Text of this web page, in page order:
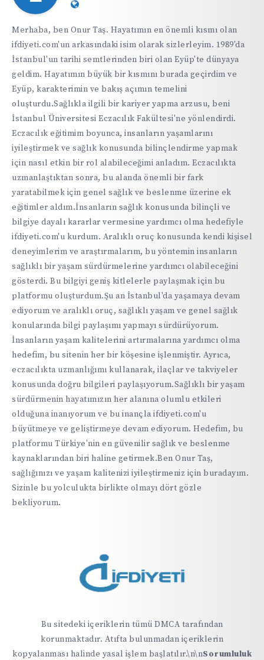
Website:
Merhaba, ben Onur Taş. Hayatımın en önemli kısmı olan
ifdiyeti.com'un arkasındaki isim olarak sizlerleyim. 1989'da
İstanbul'un tarihi semtlerinden biri olan Eyüp'te dünyaya
geldim. Hayatımın büyük bir kısmını burada geçirdim ve
Eyüp, karakterimin ve bakış açımın temelini
oluşturdu.Sağlıkla ilgili bir kariyer yapma arzusu, beni
İstanbul Üniversitesi Eczacılık Fakültesi'ne yönlendirdi.
Eczacılık eğitimim boyunca, insanların yaşamlarını
iyileştirmek ve sağlık konusunda bilinçlendirme yapmak
için nasıl etkin bir rol alabileceğimi anladım. Eczacılıkta
uzmanlaştıktan sonra, bu alanda önemli bir fark
yaratabilmek için genel sağlık ve beslenme üzerine ek
eğitimler aldım.İnsanların sağlık konusunda bilinçli ve
bilgiye dayalı kararlar vermesine yardımcı olma hedefiyle
ifdiyeti.com'u kurdum. Aralıklı oruç konusunda kendi kişisel
deneyimlerim ve araştırmalarım, bu yöntemin insanların
sağlıklı bir yaşam sürdürmelerine yardımcı olabileceğini
gösterdi. Bu bilgiyi geniş kitlelerle paylaşmak için bu
platformu oluşturdum.Şu an İstanbul'da yaşamaya devam
ediyorum ve aralıklı oruç, sağlıklı yaşam ve genel sağlık
konularında bilgi paylaşımı yapmayı sürdürüyorum.
İnsanların yaşam kalitelerini artırmalarına yardımcı olma
hedefim, bu sitenin her bir köşesine işlenmiştir. Ayrıca,
eczacılıkta uzmanlığımı kullanarak, ilaçlar ve takviyeler
konusunda doğru bilgileri paylaşıyorum.Sağlıklı bir yaşam
sürdürmenin hayatımızın her alanına olumlu etkileri
olduğuna inanıyorum ve bu inançla ifdiyeti.com'u
büyütmeye ve geliştirmeye devam ediyorum. Hedefim, bu
platformu Türkiye'nin en güvenilir sağlık ve beslenme
kaynaklarından biri haline getirmek.Ben Onur Taş,
sağlığınızı ve yaşam kalitenizi iyileştirmeniz için buradayım.
Sizinle bu yolculukta birlikte olmayı dört gözle
bekliyorum.
Bu sitedeki içeriklerin tümü DMCA tarafından
korunmaktadır. Atıfta bulunmadan içeriklerin
kopyalanması halinde yasal işlem başlatılır.\n\nSorumluluk